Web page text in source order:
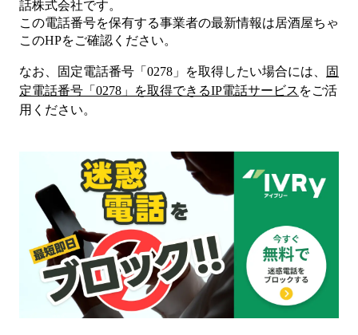
話株式会社です。
この電話番号を保有する事業者の最新情報は居酒屋ちゃ
こ のHPをご確認ください。
なお、固定電話番号「 0278 」を取得したい場合には、
固
定電話番号「 0278 」を取得できるIP電話サービス をご活
用ください。